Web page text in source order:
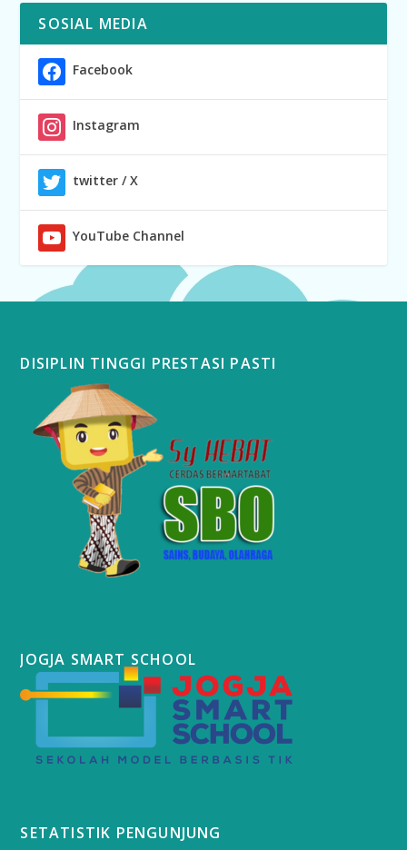
SOSIAL MEDIA
Facebook
Instagram
twitter / X
YouTube Channel
DISIPLIN TINGGI PRESTASI PASTI
JOGJA SMART SCHOOL
SETATISTIK PENGUNJUNG